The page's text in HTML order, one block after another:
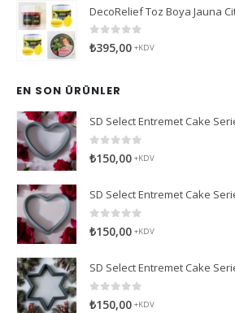
DecoRelief Toz Boya Jauna
05 üzerinden
₺395,00 +KDV
EN SON ÜRÜNLER
0 5 üzerinden
₺150,00 +KDV
0
₺150,00 +KDV
0
₺150,00 +KDV